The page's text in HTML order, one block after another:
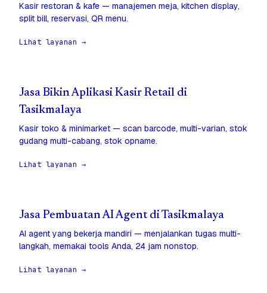
Kasir restoran & kafe — manajemen meja, kitchen display,
split bill, reservasi, QR menu.
Lihat layanan →
Jasa Bikin Aplikasi Kasir Retail di
Tasikmalaya
Kasir toko & minimarket — scan barcode, multi-varian, stok
gudang multi-cabang, stok opname.
Lihat layanan →
Jasa Pembuatan AI Agent di Tasikmalaya
AI agent yang bekerja mandiri — menjalankan tugas multi-
langkah, memakai tools Anda, 24 jam nonstop.
Lihat layanan →